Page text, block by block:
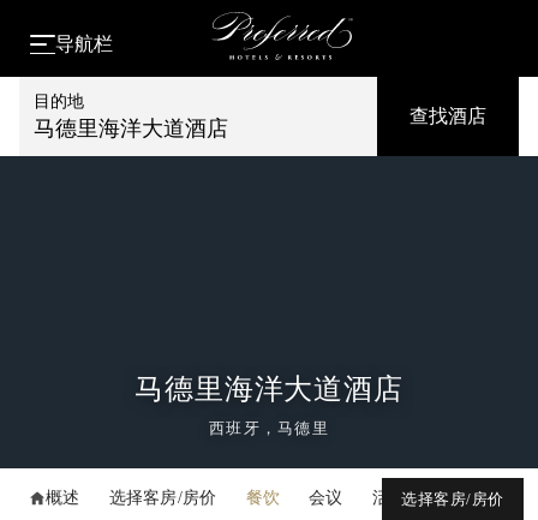
导航栏
目的地
马德里海洋大道酒店
查找酒店
马德里海洋大道酒店
西班牙，马德里
概述 选择客房/房价 餐饮 会议 活动 媒体库
选择客房/房价